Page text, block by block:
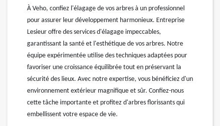
À Veho, confiez l'élagage de vos arbres à un professionnel
pour assurer leur développement harmonieux. Entreprise
Lesieur offre des services d'élagage impeccables,
garantissant la santé et l'esthétique de vos arbres. Notre
équipe expérimentée utilise des techniques adaptées pour
favoriser une croissance équilibrée tout en préservant la
sécurité des lieux. Avec notre expertise, vous bénéficiez d'un
environnement extérieur magnifique et sûr. Confiez-nous
cette tâche importante et profitez d'arbres florissants qui
embellissent votre espace de vie.